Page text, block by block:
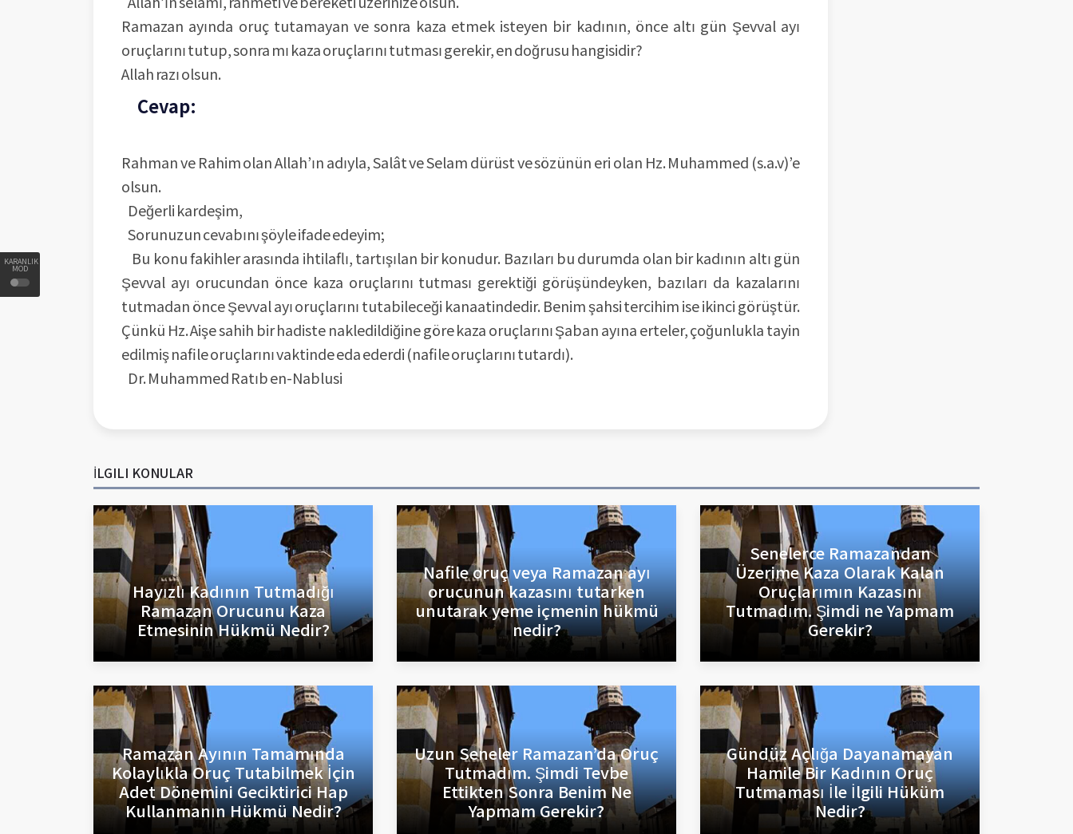
KARANLIK
MOD
Ramazan ayında oruç tutamayan ve sonra kaza etmek isteyen bir kadının, önce altı gün Şevval ayı
oruçlarını tutup, sonra mı kaza oruçlarını tutması gerekir, en doğrusu hangisidir?
Allah razı olsun.
Cevap:
Rahman ve Rahim olan Allah’ın adıyla, Salât ve Selam dürüst ve sözünün eri olan Hz. Muhammed (s.a.v)’e
olsun.
Değerli kardeşim,
Sorunuzun cevabını şöyle ifade edeyim;
Bu konu fakihler arasında ihtilaflı, tartışılan bir konudur. Bazıları bu durumda olan bir kadının altı gün
Şevval ayı orucundan önce kaza oruçlarını tutması gerektiği görüşündeyken, bazıları da kazalarını
tutmadan önce Şevval ayı oruçlarını tutabileceği kanaatindedir. Benim şahsi tercihim ise ikinci görüştür.
Çünkü Hz. Aişe sahih bir hadiste nakledildiğine göre kaza oruçlarını Şaban ayına erteler, çoğunlukla tayin
edilmiş nafile oruçlarını vaktinde eda ederdi (nafile oruçlarını tutardı).
Dr. Muhammed Ratıb en-Nablusi
İLGILI KONULAR
Hayızlı Kadının Tutmadığı
Ramazan Orucunu Kaza
Etmesinin Hükmü Nedir?
Nafile oruç veya Ramazan ayı
orucunun kazasını tutarken
unutarak yeme içmenin hükmü
nedir?
Senelerce Ramazandan
Üzerime Kaza Olarak Kalan
Oruçlarımın Kazasını
Tutmadım. Şimdi ne Yapmam
Gerekir?
Ramazan Ayının Tamamında
Kolaylıkla Oruç Tutabilmek İçin
Adet Dönemini Geciktirici Hap
Kullanmanın Hükmü Nedir?
Uzun Seneler Ramazan’da Oruç
Tutmadım. Şimdi Tevbe
Ettikten Sonra Benim Ne
Yapmam Gerekir?
Gündüz Açlığa Dayanamayan
Hamile Bir Kadının Oruç
Tutmaması İle İlgili Hüküm
Nedir?